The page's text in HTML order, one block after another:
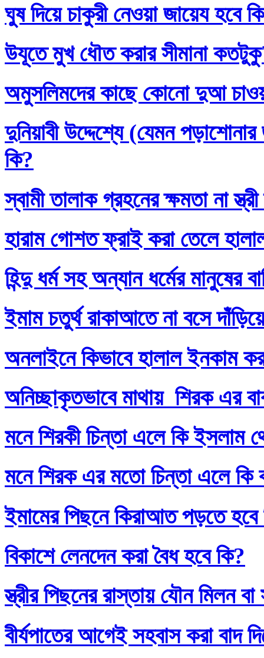
ঘুষ দিয়ে চাকুরী নেওয়া জায়েয হবে
উযূতে মুখ ধৌত করার সীমানা
অমুসলিমদের কাছে কোনো দুআ
দুনিয়াবী উদ্দেশ্যে (যেমন
কি?
স্বামী তালাক গ্রহনের ক্ষমতা না
হারাম গোশত ফ্রাই করা তেলে
হিন্দু ধর্ম সহ অন্যান ধর্মের মানুষের
ইমাম চতুর্থ রাকাআতে না বসে
অনলাইনে কিভাবে হালাল ইনকাম
অনিচ্ছাকৃতভাবে মাথায় শিরক এর
মনে শিরকী চিন্তা এলে কি ইসলাম
মনে শিরক এর মতো চিন্তা এলে কি
ইমামের পিছনে কিরাআত পড়তে হবে
বিকাশে লেনদেন করা বৈধ হবে কি?
স্ত্রীর পিছনের রাস্তায় যৌন মিলন
বীর্যপাতের আগেই সহবাস করা বাদ